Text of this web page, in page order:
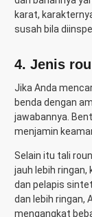
karat,
susah bila
4. Jenis
Jika Anda
benda dengan
jawabannya.
menjamin
Selain itu tali
jauh lebih ringan,
dan pelapis
dan lebih ringan,
mengangkat